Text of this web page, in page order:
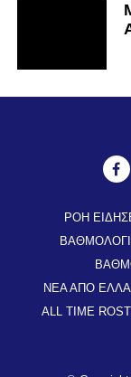
ΡΟΗ
ΝΕΑ ΑΠΟ
ALL TIME